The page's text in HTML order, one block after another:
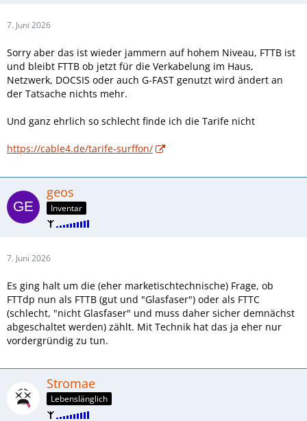
7. Juni 2026
Sorry aber das ist wieder jammern auf hohem Niveau, FTTB ist
und bleibt FTTB ob jetzt für die Verkabelung im Haus,
Netzwerk, DOCSIS oder auch G-FAST genutzt wird ändert an
der Tatsache nichts mehr.
Und ganz ehrlich so schlecht finde ich die Tarife nicht
https://cable4.de/tarife-surffon/
geos
Inventar
7. Juni 2026
Es ging halt um die (eher marketischtechnische) Frage, ob
FTTdp nun als FTTB (gut und "Glasfaser") oder als FTTC
(schlecht, "nicht Glasfaser" und muss daher sicher demnächst
abgeschaltet werden) zählt. Mit Technik hat das ja eher nur
vordergründig zu tun.
Stromae
Lebenslänglich